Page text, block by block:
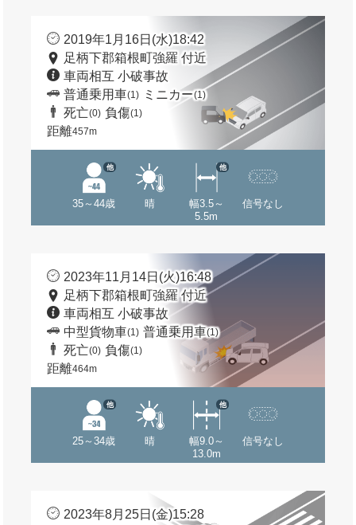
2019年1月16日(水)18:42
足柄下郡箱根町強羅 付近
車両相互 小破事故
普通乗用車(1) ミニカー(1)
死亡(0) 負傷(1)
距離457m
35～44歳
他
晴
幅3.5～
5.5m
他
信号なし
2023年11月14日(火)16:48
足柄下郡箱根町強羅 付近
車両相互 小破事故
中型貨物車(1) 普通乗用車(1)
死亡(0) 負傷(1)
距離464m
25～34歳
他
晴
幅9.0～
13.0m
他
信号なし
2023年8月25日(金)15:28